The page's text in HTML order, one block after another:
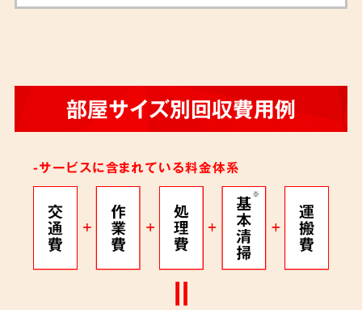
部屋サイズ別回収費用例
-サービスに含まれている料金体系